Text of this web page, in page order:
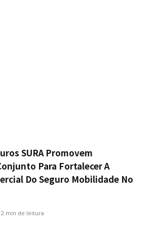
SURA Promovem
Para Fortalecer A
Do Seguro Mobilidade No
2 min de leitura